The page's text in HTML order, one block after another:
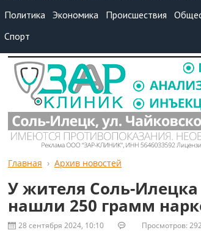
Политика Экономика Происшествия
Спорт
Главная Архив новостей
У жителя Соль-
нашли 250 грамм
28 сентября 2024, 10:10 Просмотров: